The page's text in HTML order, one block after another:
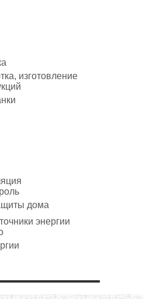
изготовление
дома
энергии